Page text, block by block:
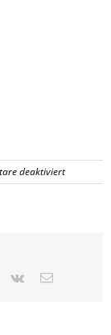
deaktiviertfür
Fun
Pinterest
Vk
E-